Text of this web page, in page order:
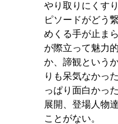
やり取りにくす
ピソードがどう
めくる手が止ま
が際立って魅力
か、諦観という
りも呆気なかっ
っぱり面白かっ
展開、登場人物
ことがない。